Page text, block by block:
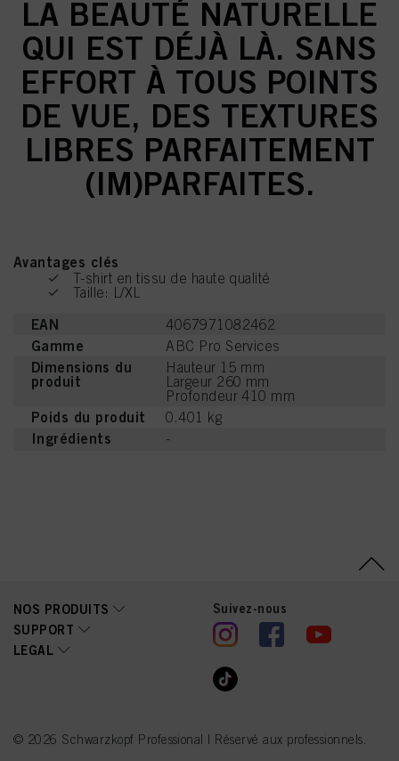
LA BEAUTÉ NATURELLE
QUI EST DÉJÀ LÀ. SANS
EFFORT À TOUS POINTS
DE VUE, DES TEXTURES
LIBRES PARFAITEMENT
(IM)PARFAITES.
Avantages clés
T-shirt en tissu de haute qualité
Taille: L/XL
EAN 4067971082462
Gamme ABC Pro Services
Dimensions du
produit
Hauteur 15 mm
Largeur 260 mm
Profondeur 410 mm
Poids du produit 0.401 kg
Ingrédients -
NOS PRODUITS
SUPPORT
LEGAL
Suivez-nous
© 2026 Schwarzkopf Professional | Réservé aux professionnels.